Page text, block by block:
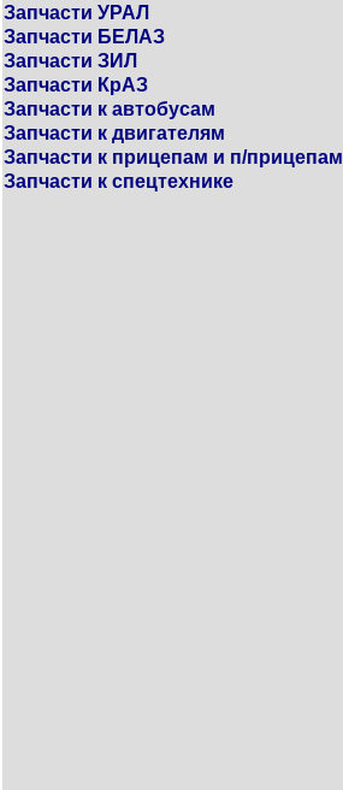
Запчасти УРАЛ
Запчасти БЕЛАЗ
Запчасти ЗИЛ
Запчасти КрАЗ
Запчасти к автобусам
Запчасти к двигателям
Запчасти к прицепам и п/прицепам
Запчасти к спецтехнике